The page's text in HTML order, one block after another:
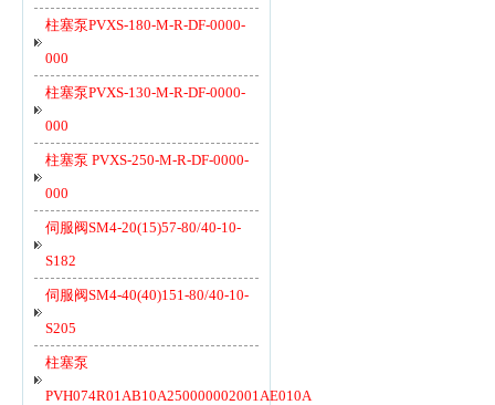
柱塞泵PVXS-180-M-R-DF-0000-
000
柱塞泵PVXS-130-M-R-DF-0000-
000
柱塞泵 PVXS-250-M-R-DF-0000-
000
伺服阀SM4-20(15)57-80/40-10-
S182
伺服阀SM4-40(40)151-80/40-10-
S205
柱塞泵
PVH074R01AB10A250000002001AE010A